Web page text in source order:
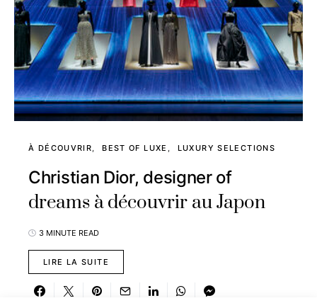
À DÉCOUVRIR BEST OF LUXE LUXURY SELECTIONS
Christian Dior, designer of
dreams à découvrir au Japon
3 MINUTE READ
LIRE LA SUITE